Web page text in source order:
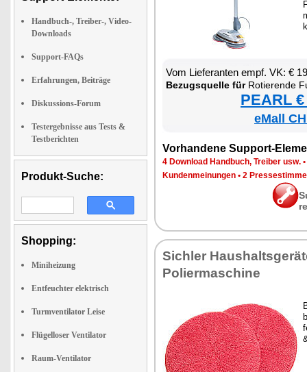
Handbuch-, Treiber-, Video-
Downloads
Support-FAQs
Erfahrungen, Beiträge
Diskussions-Forum
Testergebnisse aus Tests &
Testberichten
Produkt-Suche:
Shopping:
Miniheizung
Entfeuchter elektrisch
Turmventilator Leise
Flügelloser Ventilator
Raum-Ventilator
Vom Lie­fe­ran­ten empf. VK: €
Be­zugs­quel­le fürRo­tie­ren­de
PEARL
eMall
Vor­han­de­ne Sup­port-
4 Down­load Hand­buch, Trei­ber usw. •
Kun­den­mei­nun­gen • 2
Sich­ler
Po­lier­ma­schi­ne